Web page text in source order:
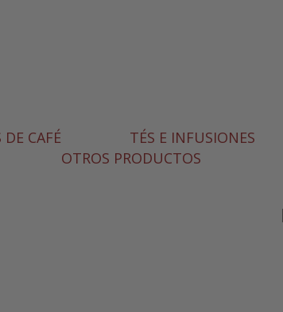
DE CAFÉ TÉS E INFUSIONES
OTROS PRODUCTOS